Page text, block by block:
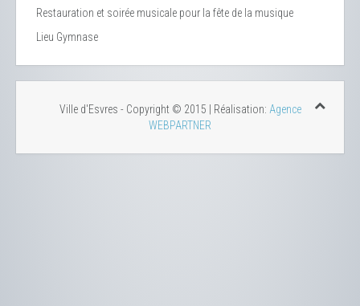
Restauration et soirée musicale pour la fête de la musique
Lieu Gymnase
Ville d'Esvres - Copyright © 2015 | Réalisation: Agence
WEBPARTNER